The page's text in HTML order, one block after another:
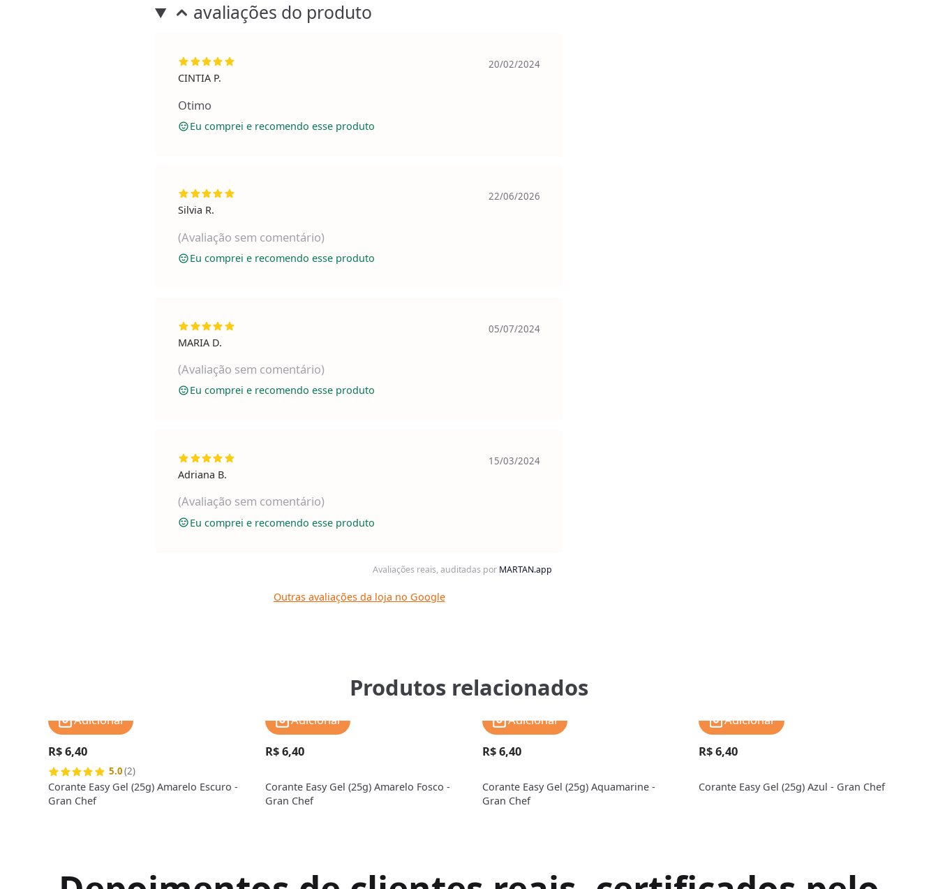
avaliações do produto
CINTIA P.
20/02/2024
Otimo
Eu comprei e recomendo esse produto
Silvia R.
22/06/2026
(Avaliação sem comentário)
Eu comprei e recomendo esse produto
MARIA D.
05/07/2024
(Avaliação sem comentário)
Eu comprei e recomendo esse produto
Adriana B.
15/03/2024
(Avaliação sem comentário)
Eu comprei e recomendo esse produto
Avaliações reais, auditadas por MARTAN.app
Outras avaliações da loja no Google
Produtos relacionados
R$ 6,40
5.0(2)
Corante Easy Gel (25g) Amarelo Escuro -
Gran Chef
Adicionar
R$ 6,40
Corante Easy Gel (25g) Amarelo Fosco -
Gran Chef
Adicionar
R$ 6,40
Corante Easy Gel (25g) Aquamarine -
Gran Chef
Adicionar
R$ 6,40
Corante Easy Gel (25g) Azul - Gran Chef
Adicionar